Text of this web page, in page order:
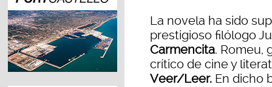
La novela ha sido
prestigioso filólogo
Carmencita. Romeu,
crítico de cine y
Veer/Leer. En dicho